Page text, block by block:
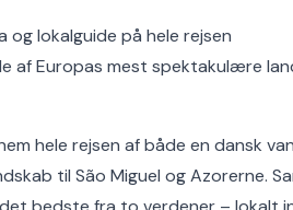
og lokalguide på hele rejsen
af Europas mest spektakulære
hele rejsen af både en dansk
til São Miguel og Azorerne.